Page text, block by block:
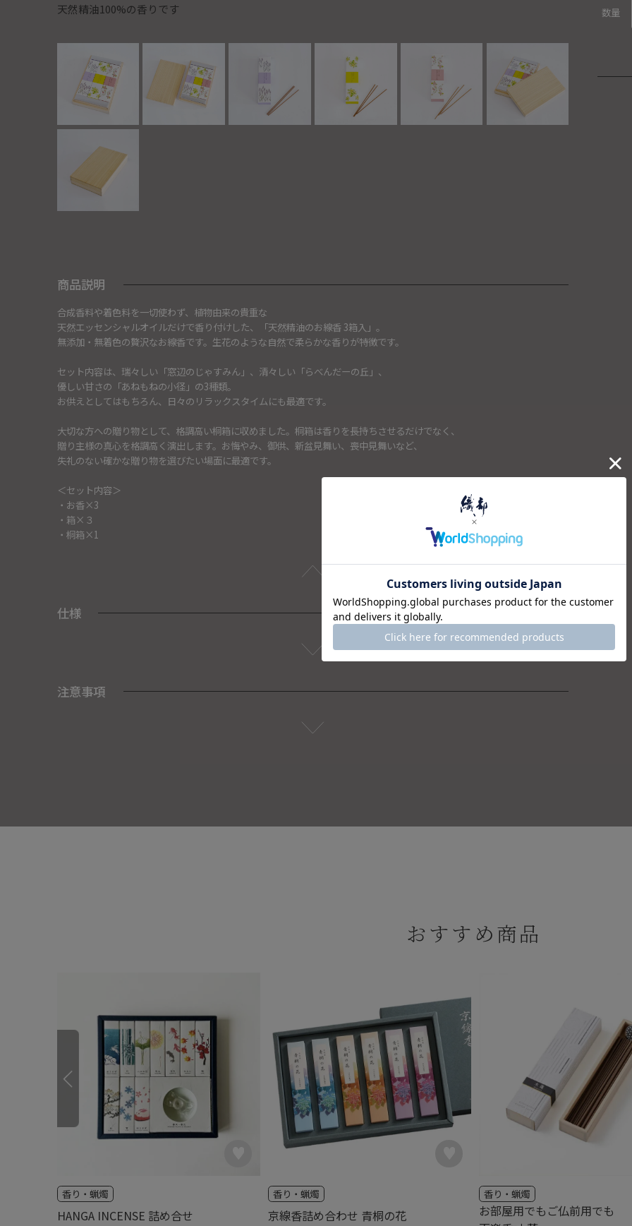
天然精油100%の香りです 天然精油の
商品説明
合成香料や着色料を一切使わず、植物由来の貴重な
天然エッセンシャルオイルだけで香り付けした、「天然精油のお線香 3箱入」。
無添加・無着色の贅沢なお線香です。生花のような自然で柔らかな香りが特徴です。
セット内容は、瑞々しい「窓辺のじゃすみん」、清々しい「らべんだーの丘」、
優しい甘さの「あねもねの小径」の3種類。
お供えとしてはもちろん、日々のリラックスタイムにも最適です。
大切な方への贈り物として、格調高い桐箱に収めました。桐箱は香りを長持ちさせるだけでなく、
贈り主様の真心を格調高く演出します。お悔やみ、御供、新盆見舞い、喪中見舞いなど、
失礼のない確かな贈り物を選びたい場面に最適です。
＜セット内容＞
・お香×3
・箱×３
・桐箱×1
仕様
注意事項
数量
おすすめ商品
HANGA INCENSE 詰め合せ
香り・蝋燭
京線香詰め合わせ 青桐の花
香り・蝋燭 香り・蝋燭
お部屋用でもご仏前用でも